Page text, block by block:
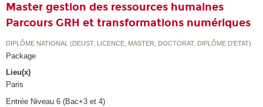
Master gestion des ressources humaines
Parcours GRH et transformations numériques
DIPLÔME NATIONAL (DEUST, LICENCE, MASTER, DOCTORAT, DIPLÔME D'ETAT)
Package
Lieu(x)
Paris
Entrée Niveau 6 (Bac+3 et 4)